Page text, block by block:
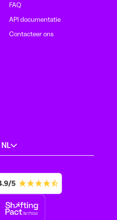
FAQ
API documentatie
Contacteer ons
NL